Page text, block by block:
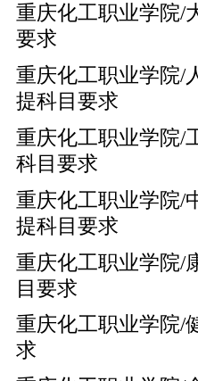
重庆化工职业学院/
要求
重庆化工职业学院/
提科目要求
重庆化工职业学院/
科目要求
重庆化工职业学院/
提科目要求
重庆化工职业学院/
目要求
重庆化工职业学院/
求